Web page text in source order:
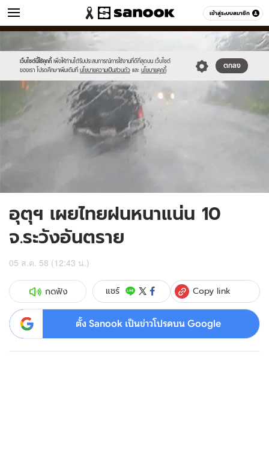
เข้าสู่ระบบสมาชิก
ข่าว หมวดอื่นๆ
เว็บไซต์นี้ใช้คุกกี้ เพื่อให้ท่านได้รับประสบการณ์การใช้งานที่ดีที่สุดบน เว็บไซต์
ของเรา โปรดศึกษาเพิ่มเติมที่ นโยบายความเป็นส่วนตัว และ นโยบายคุกกี้
ตกลง
//s.isanook.com/sr/0/images/logo-
new-
sanook.png
//s.isanook.com/ns/0/ud/368/1842295/636877-
01.jpg
อุตุฯ เผยไทยฝนหนาแน่น 10
จ.ระวังอันตราย
05 ส.ค. 58 (12:43 น.)
กดฟัง แชร์ Copy link
ตั้ง Sanook เป็นข่าวโปรดบน Google